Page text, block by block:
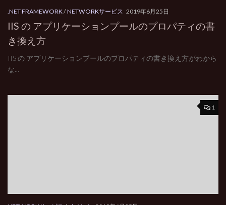
.NET FRAMEWORK/NETWORKサービス 2019年6月25日
IIS の アプリケーションプールのプロパティの書
き換え方
IIS の アプリケーションプールのプロパティの書き換え方がわから
な...
1